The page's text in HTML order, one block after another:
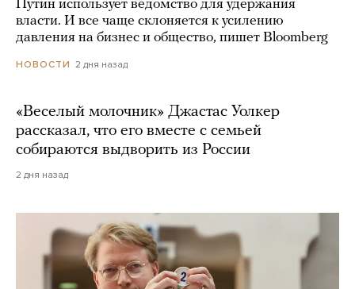
Путин использует ведомство для удержания
власти. И все чаще склоняется к усилению
давления на бизнес и общество, пишет Bloomberg
НОВОСТИ 2 дня назад
«Веселый молочник» Джастас Уолкер
рассказал, что его вместе с семьей
собираются выдворить из России
2 дня назад